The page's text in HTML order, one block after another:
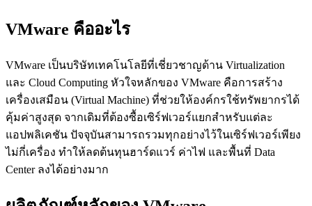
VMware คืออะไร
VMware เป็นบริษัทเทคโนโลยีที่เชี่ยวชาญด้าน Virtualization
และ Cloud Computing หัวใจหลักของ VMware คือการสร้าง
เครื่องเสมือน (Virtual Machine) ที่ช่วยให้องค์กรใช้ทรัพยากรได้
คุ้มค่าสูงสุด จากเดิมที่ต้องซื้อเซิร์ฟเวอร์แยกสำหรับแต่ละ
แอปพลิเคชัน ปัจจุบันสามารถรวมทุกอย่างไว้ในเซิร์ฟเวอร์เพียง
ไม่กี่เครื่อง ทำให้ลดต้นทุนฮาร์ดแวร์ ค่าไฟ และพื้นที่ Data
Center ลงได้อย่างมาก